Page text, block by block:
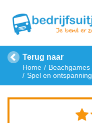
Terug naar
Home Beachgames
Spel en ontspanning